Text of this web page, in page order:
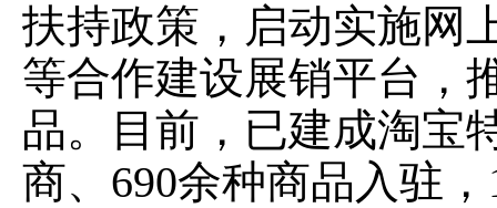
扶持政策，启动实施网
等合作建设展销平台，
品。目前，已建成淘宝
商、690余种商品入驻